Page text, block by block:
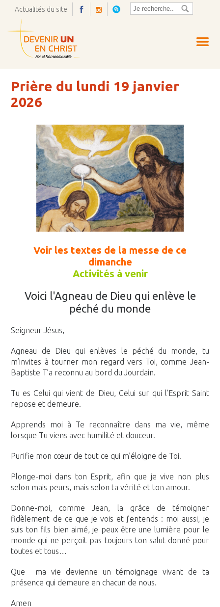
Actualités du site
Prière du lundi 19 janvier
2026
Voir les textes de la messe de ce
dimanche
Activités à venir
Voici l'Agneau de Dieu qui enlève le
péché du monde
Seigneur Jésus,
Agneau de Dieu qui enlèves le péché du monde, tu
m’invites à tourner mon regard vers Toi, comme Jean-
Baptiste T’a reconnu au bord du Jourdain.
Tu es Celui qui vient de Dieu, Celui sur qui l’Esprit Saint
repose et demeure.
Apprends moi à Te reconnaître dans ma vie, même
lorsque Tu viens avec humilité et douceur.
Purifie mon cœur de tout ce qui m’éloigne de Toi.
Plonge-moi dans ton Esprit, afin que je vive non plus
selon mais peurs, mais selon ta vérité et ton amour.
Donne-moi, comme Jean, la grâce de témoigner
fidèlement de ce que je vois et j’entends : moi aussi, je
suis ton fils bien aimé, je peux être une lumière pour le
monde qui ne perçoit pas toujours ton salut donné pour
toutes et tous…
Que ma vie devienne un témoignage vivant de ta
présence qui demeure en chacun de nous.
Amen